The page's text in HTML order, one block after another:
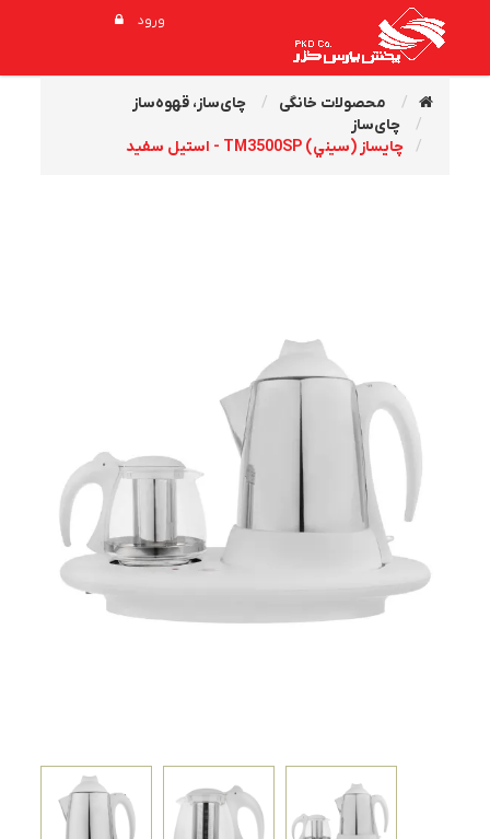
ورود
محصولات خانگی
چای‌ساز، قهوه‌ساز
چای‌ساز
چايساز (سيني) TM3500SP - استيل سفيد